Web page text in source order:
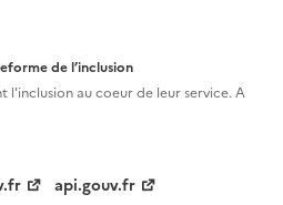
de l’inclusion
l'inclusion aucoeur de leur service. A
api.gouv.fr